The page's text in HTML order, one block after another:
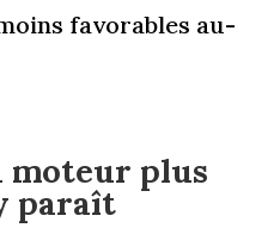
favorables au-
moteur plus
paraît